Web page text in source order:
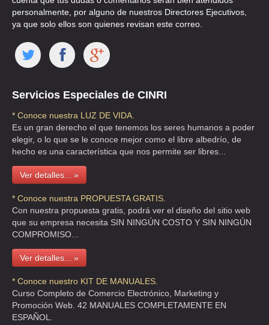
personalmente, por alguno de nuestros Directores Ejecutivos,
ya que solo ellos son quienes revisan este correo.
Servicios Especiales de CINRI
* Conoce nuestra LUZ DE VIDA.
Es un gran derecho el que tenemos los seres humanos a poder
elegir, o lo que se le conoce mejor como el libre albedrío, de
hecho es una característica que nos permite ser libres...
Ver detalles... »
* Conoce nuestra PROPUESTA GRATIS.
Con nuestra propuesta gratis, podrá ver el diseño del sitio web
que su empresa necesita SIN NINGÚN COSTO Y SIN NINGÚN
COMPROMISO...
Ver detalles... »
* Conoce nuestro KIT DE MANUALES.
Curso Completo de Comercio Electrónico, Marketing y
Promoción Web. 42 MANUALES COMPLETAMENTE EN
ESPAÑOL.